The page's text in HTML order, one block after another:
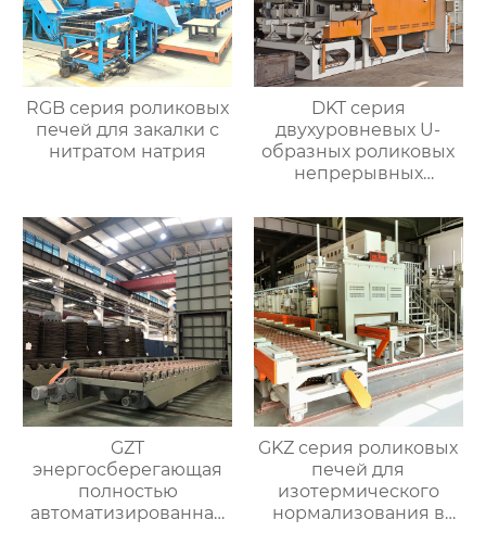
RGB серия роликовых
печей для закалки с
нитратом натрия
DKT серия
двухуровневых U-
образных роликовых
непрерывных
GZT
энергосберегающая
полностью
автоматизированная
GKZ серия роликовых
печей для
изотермического
нормализования в